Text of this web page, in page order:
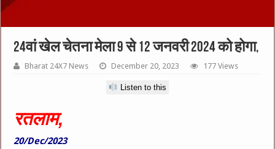
24वां खेल चेतना मेला 9 से 12 जनवरी 2024 को होगा,
Bharat 24X7 News December 20, 2023 177 Views
Listen to this
रतलाम,
20/Dec/2023